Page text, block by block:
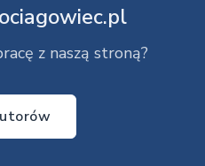
z naszą stroną?